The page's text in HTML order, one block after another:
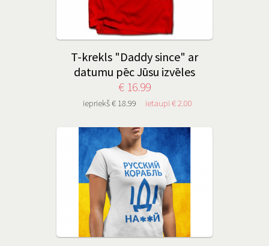
T-krekls "Daddy since" ar
datumu pēc Jūsu izvēles
€ 16.99
iepriekš € 18.99 ietaupi € 2.00